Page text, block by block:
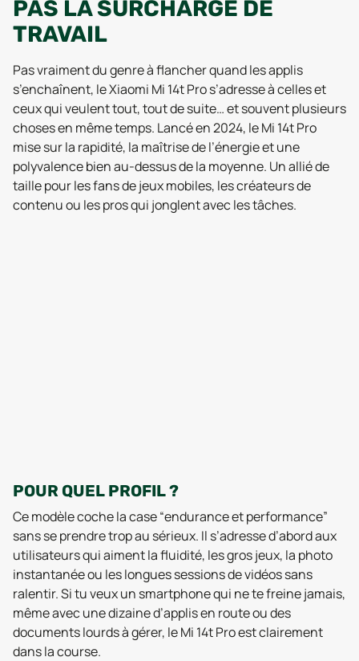
PAS LA SURCHARGE DE
TRAVAIL
Pas vraiment du genre à flancher quand les applis
s’enchaînent, le Xiaomi Mi 14t Pro s’adresse à celles et
ceux qui veulent tout, tout de suite… et souvent plusieurs
choses en même temps. Lancé en 2024, le Mi 14t Pro
mise sur la rapidité, la maîtrise de l’énergie et une
polyvalence bien au-dessus de la moyenne. Un allié de
taille pour les fans de jeux mobiles, les créateurs de
contenu ou les pros qui jonglent avec les tâches.
POUR QUEL PROFIL ?
Ce modèle coche la case “endurance et performance”
sans se prendre trop au sérieux. Il s’adresse d’abord aux
utilisateurs qui aiment la fluidité, les gros jeux, la photo
instantanée ou les longues sessions de vidéos sans
ralentir. Si tu veux un smartphone qui ne te freine jamais,
même avec une dizaine d’applis en route ou des
documents lourds à gérer, le Mi 14t Pro est clairement
dans la course.